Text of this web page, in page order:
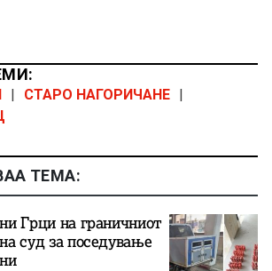
| СТАРО НАГОРИЧАНЕ |
ТЕМА:
Грци на граничниот
суд за поседување